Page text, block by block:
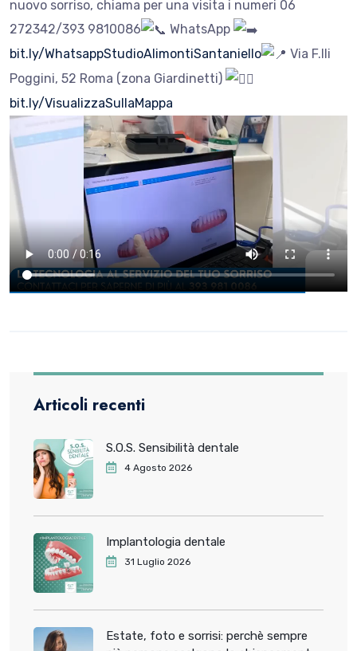
nuovo sorriso, chiama per una visita i numeri 06
272342/393 9810086
WhatsApp
bit.ly/WhatsappStudioAlimontiSantaniello
Via F.lli
Poggini, 52 Roma (zona Giardinetti)
bit.ly/VisualizzaSullaMappa
Articoli recenti
S.O.S. Sensibilità dentale
4 Agosto 2026
Implantologia dentale
31 Luglio 2026
Estate, foto e sorrisi: perchè sempre